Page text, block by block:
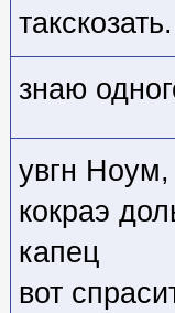
такскозать.
знаю
увгн
кокраэ
капец
вот